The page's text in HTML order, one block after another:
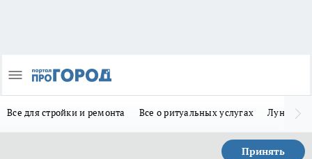
Все для стройки и ремонта Все о ритуальных услугах Лунно-
Принять